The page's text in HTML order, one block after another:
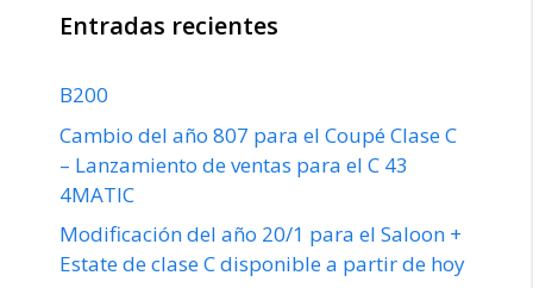
Entradas recientes
B200
Cambio del año 807 para el Coupé Clase C
– Lanzamiento de ventas para el C 43
4MATIC
Modificación del año 20/1 para el Saloon +
Estate de clase C disponible a partir de hoy